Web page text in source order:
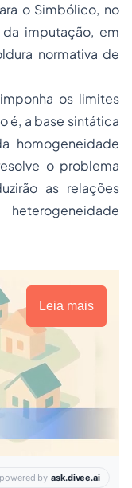
o Simbólico, no
imputação, em
normativa de
os limites
é, a base sintática
homogeneidade
o problema
as relações
Leia mais